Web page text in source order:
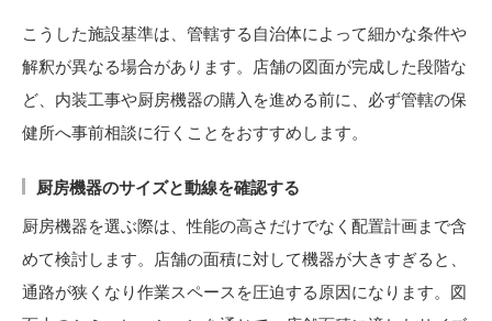
こうした施設基準は、管轄する自治体によって細かな条件や
解釈が異なる場合があります。店舗の図面が完成した段階な
ど、内装工事や厨房機器の購入を進める前に、必ず管轄の保
健所へ事前相談に行くことをおすすめします。
厨房機器のサイズと動線を確認する
厨房機器を選ぶ際は、性能の高さだけでなく配置計画まで含
めて検討します。店舗の面積に対して機器が大きすぎると、
通路が狭くなり作業スペースを圧迫する原因になります。図